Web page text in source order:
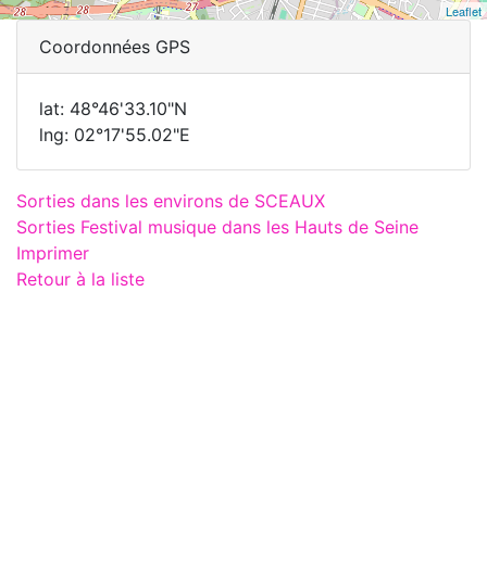
Leaflet
Coordonnées GPS
lat: 48°46'33.10"N
lng: 02°17'55.02"E
Sorties dans les environs de SCEAUX
Sorties Festival musique dans les Hauts de Seine
Imprimer
Retour à la liste